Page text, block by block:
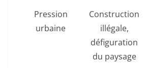
Pression
urbaine
Construction
illégale,
défiguration
du paysage